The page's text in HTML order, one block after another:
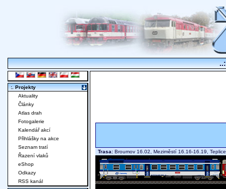
Trasa: Broumov 16.02, Meziměstí 16.16-16.19,
:. Projekty
Aktuality
Články
Atlas drah
Fotogalerie
Kalendář akcí
Přihlášky na akce
Seznam tratí
Řazení vlaků
eShop
Odkazy
RSS kanál